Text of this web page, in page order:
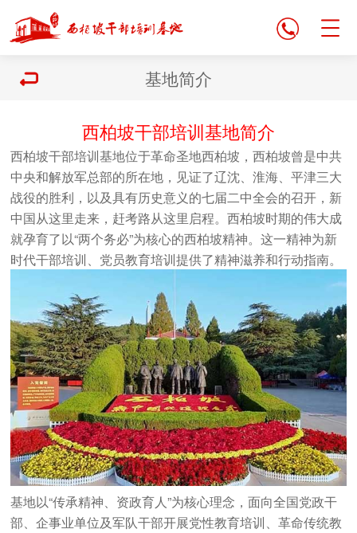
基地简介
西柏坡干部培训基地简介
西柏坡干部培训基地位于革命圣地西柏坡，西柏坡曾是中共
中央和解放军总部的所在地，见证了辽沈、淮海、平津三大
战役的胜利，以及具有历史意义的七届二中全会的召开，新
中国从这里走来，赶考路从这里启程。西柏坡时期的伟大成
就孕育了以“两个务必”为核心的西柏坡精神。这一精神为新
时代干部培训、 党员教育培训提供了精神滋养和行动指南。
基地以“传承精神、资政育人”为核心理念，面向全国党政干
部、企事业单位及军队干部开展党性教育培训、革命传统教